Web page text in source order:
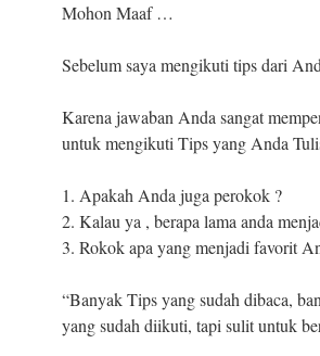
Mohon Maaf …
Sebelum saya mengikuti tips dari
Karena jawaban Anda sangat
untuk mengikuti Tips yang Anda
1. Apakah Anda juga perokok ?
2. Kalau ya , berapa lama anda
3. Rokok apa yang menjadi favorit
“Banyak Tips yang sudah dibaca,
yang sudah diikuti, tapi sulit untuk